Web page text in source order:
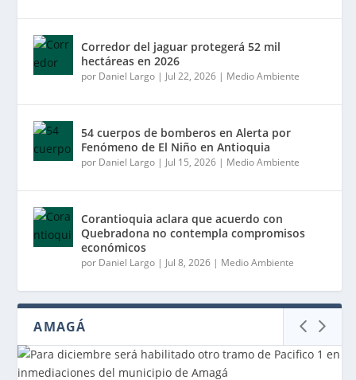
Corredor del jaguar protegerá 52 mil
hectáreas en 2026
por Daniel Largo | Jul 22, 2026 | Medio Ambiente
54 cuerpos de bomberos en Alerta por
Fenómeno de El Niño en Antioquia
por Daniel Largo | Jul 15, 2026 | Medio Ambiente
Corantioquia aclara que acuerdo con
Quebradona no contempla compromisos
económicos
por Daniel Largo | Jul 8, 2026 | Medio Ambiente
AMAGÁ